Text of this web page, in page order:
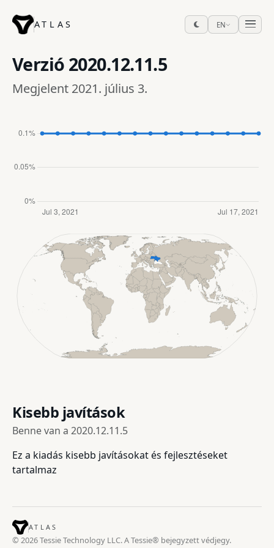
ATLAS EN
Verzió 2020.12.11.5
Megjelent 2021. július 3.
Kisebb javítások
Benne van a 2020.12.11.5
Ez a kiadás kisebb javításokat és fejlesztéseket
tartalmaz
ATLAS
© 2026 Tessie Technology LLC. A Tessie® bejegyzett védjegy.